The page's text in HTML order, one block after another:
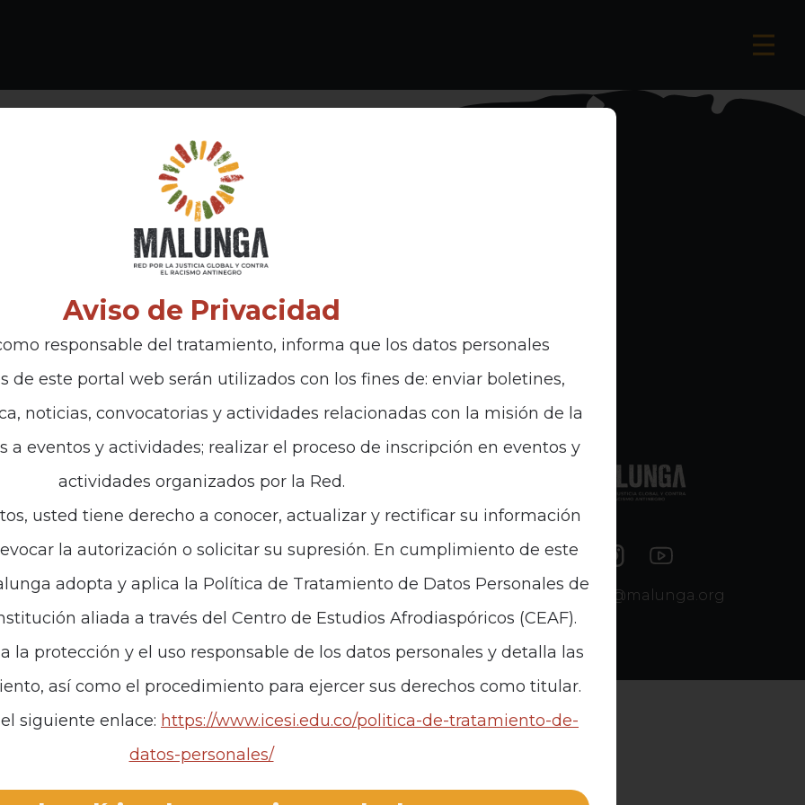
interés Políticas
Política de Tratamiento de Datos
contacto@malunga.org
Aviso de Privacidad
responsable del tratamiento, informa que los datos personales
de este portal web serán utilizados con los fines de: enviar boletines,
noticias, convocatorias y actividades relacionadas con la misión de la
a eventos y actividades; realizar el proceso de inscripción en eventos y
actividades organizados por la Red.
usted tiene derecho a conocer, actualizar y rectificar su información
la autorización o solicitar su supresión. En cumplimiento de este
adopta y aplica la Política de Tratamiento de Datos Personales de
aliada a través del Centro de Estudios Afrodiaspóricos (CEAF).
la protección y el uso responsable de los datos personales y detalla las
así como el procedimiento para ejercer sus derechos como titular.
siguiente enlace: https://www.icesi.edu.co/politica-de-tratamiento-de-
datos-personales/